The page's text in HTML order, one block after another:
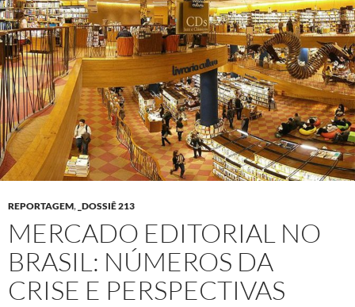
REPORTAGEM, _DOSSIÊ 213
MERCADO EDITORIAL NO
BRASIL: NÚMEROS DA
CRISE E PERSPECTIVAS